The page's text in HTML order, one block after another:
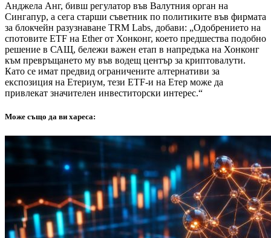
Анджела Анг, бивш регулатор във Валутния орган на
Сингапур, а сега старши съветник по политиките във фирмата
за блокчейн разузнаване TRM Labs, добави: „Одобрението на
спотовите ETF на Ether от Хонконг, което предшества подобно
решение в САЩ, бележи важен етап в напредъка на Хонконг
към превръщането му във водещ център за криптовалути.
Като се имат предвид ограничените алтернативи за
експозиция на Етериум, тези ETF-и на Етер може да
привлекат значителен инвеститорски интерес.“
Може също да ви хареса: